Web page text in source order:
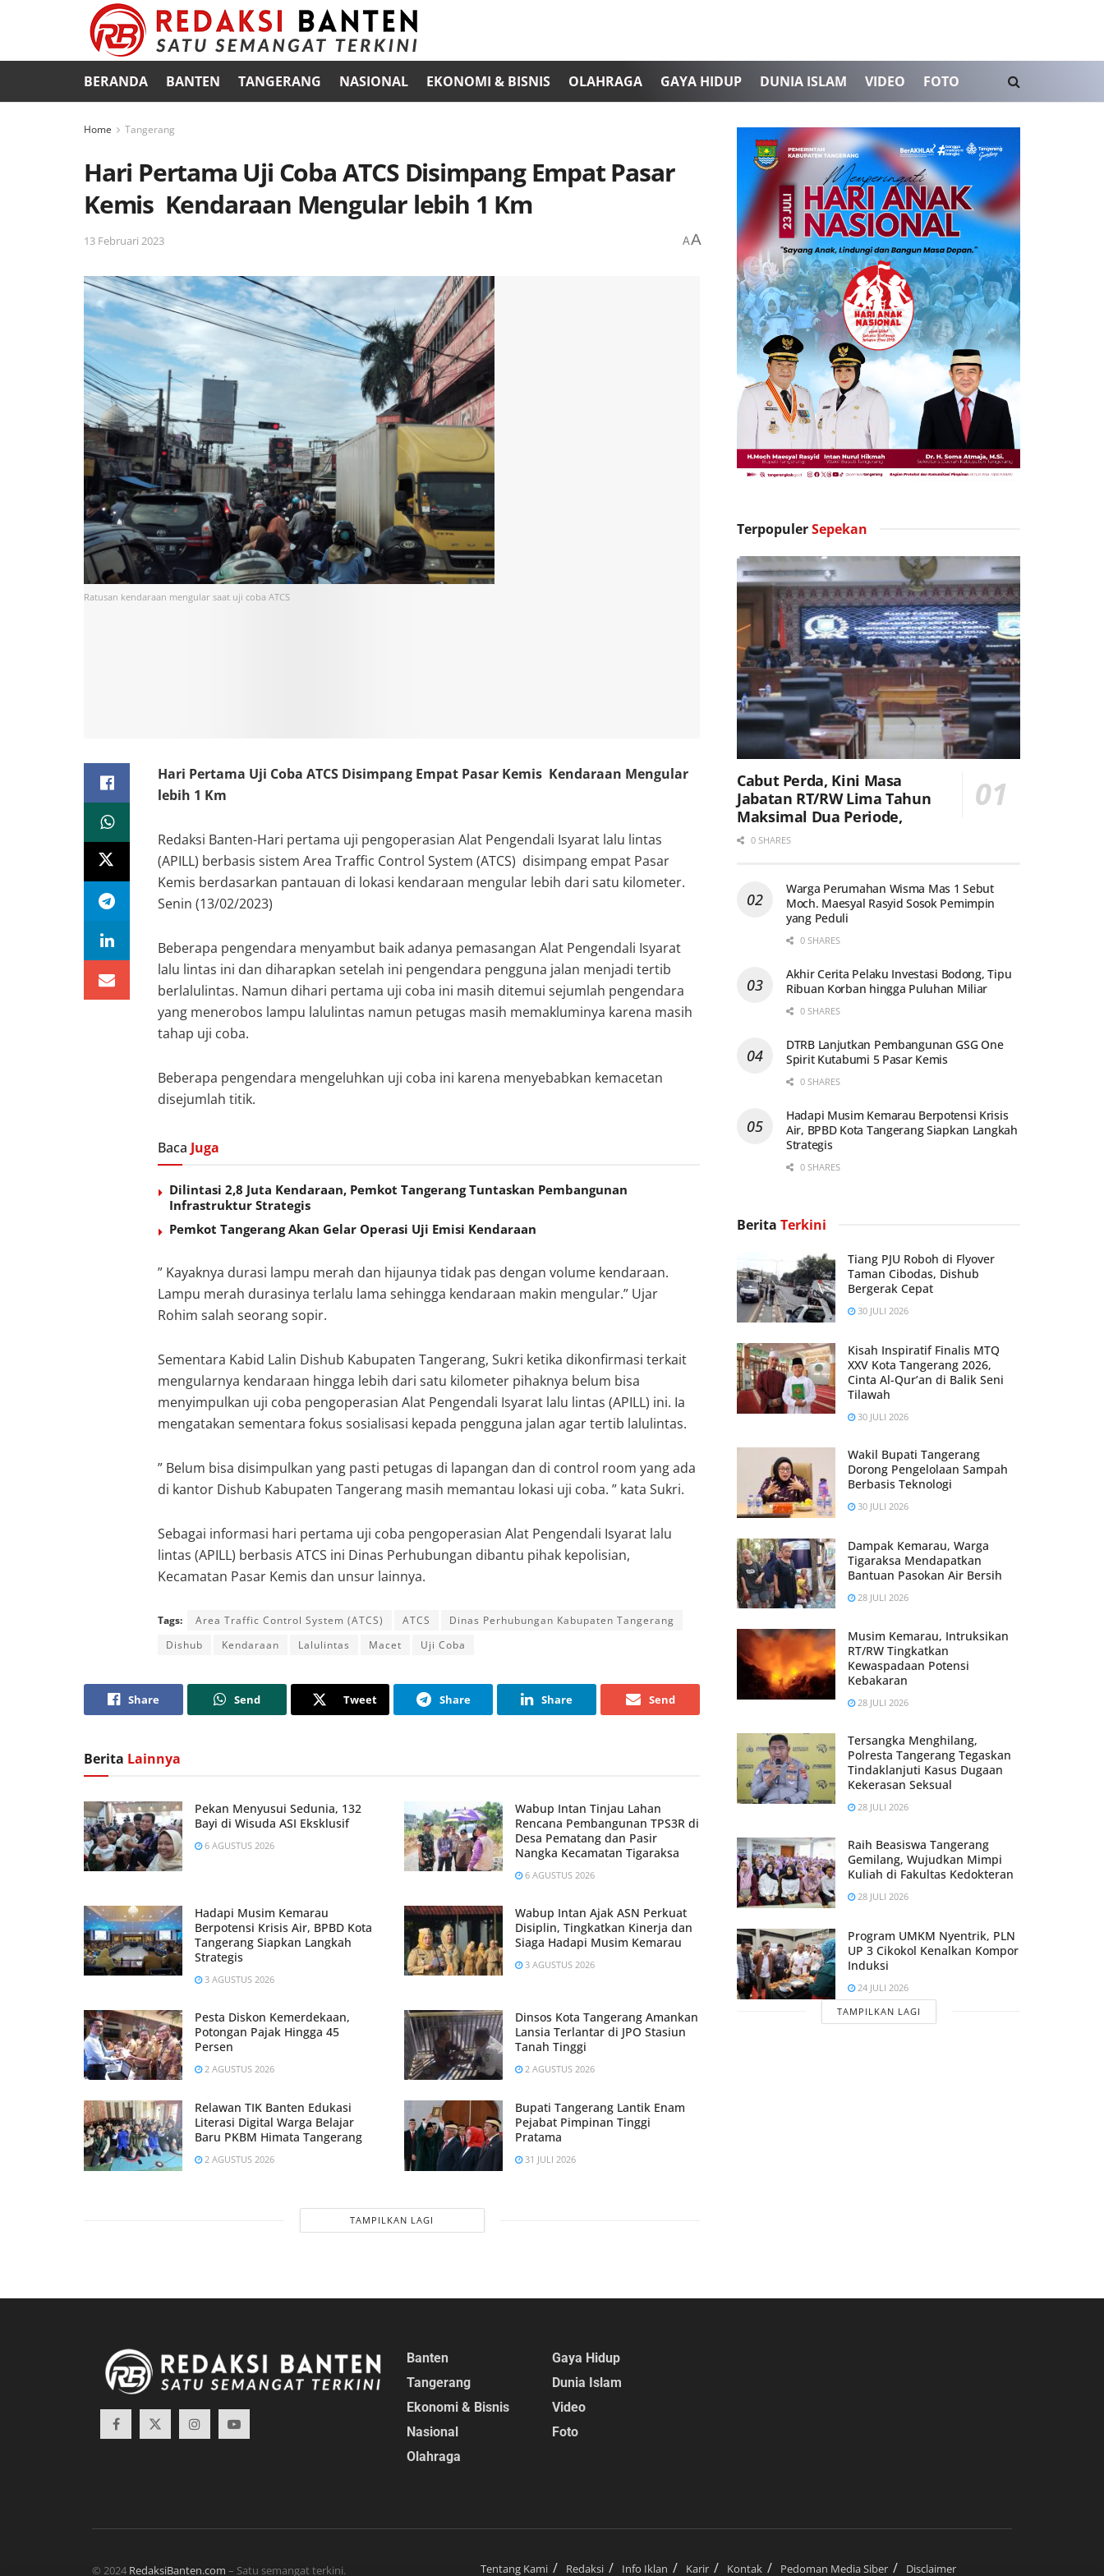
BERANDA BANTEN TANGERANG NASIONAL EKONOMI & BISNIS OLAHRAGA GAYA HIDUP DUNIA ISLAM VIDEO FOTO
Home Tangerang
Hari Pertama Uji Coba ATCS Disimpang Empat Pasar
Kemis Kendaraan Mengular lebih 1 Km
13 Februari 2023 AA
Ratusan kendaraan mengular saat uji coba ATCS
Hari Pertama Uji Coba ATCS Disimpang Empat Pasar Kemis Kendaraan Mengular
lebih 1 Km
Redaksi Banten-Hari pertama uji pengoperasian Alat Pengendali Isyarat lalu lintas
(APILL) berbasis sistem Area Traffic Control System (ATCS) disimpang empat Pasar
Kemis berdasarkan pantauan di lokasi kendaraan mengular lebih dari satu kilometer.
Senin (13/02/2023)
Beberapa pengendara menyambut baik adanya pemasangan Alat Pengendali Isyarat
lalu lintas ini dan diharapkan setelah ini pengendara pengguna jalan menjadi tertib
berlalulintas. Namun dihari pertama uji coba ini masih ditemui sejumlah pengendara
yang menerobos lampu lalulintas namun petugas masih memakluminya karena masih
tahap uji coba.
Beberapa pengendara mengeluhkan uji coba ini karena menyebabkan kemacetan
disejumlah titik.
Baca Juga
Dilintasi 2,8 Juta Kendaraan, Pemkot Tangerang Tuntaskan Pembangunan
Infrastruktur Strategis
Pemkot Tangerang Akan Gelar Operasi Uji Emisi Kendaraan
” Kayaknya durasi lampu merah dan hijaunya tidak pas dengan volume kendaraan.
Lampu merah durasinya terlalu lama sehingga kendaraan makin mengular.” Ujar
Rohim salah seorang sopir.
Sementara Kabid Lalin Dishub Kabupaten Tangerang, Sukri ketika dikonfirmasi terkait
mengularnya kendaraan hingga lebih dari satu kilometer pihaknya belum bisa
menyimpulkan uji coba pengoperasian Alat Pengendali Isyarat lalu lintas (APILL) ini. Ia
mengatakan sementara fokus sosialisasi kepada pengguna jalan agar tertib lalulintas.
” Belum bisa disimpulkan yang pasti petugas di lapangan dan di control room yang ada
di kantor Dishub Kabupaten Tangerang masih memantau lokasi uji coba. ” kata Sukri.
Sebagai informasi hari pertama uji coba pengoperasian Alat Pengendali Isyarat lalu
lintas (APILL) berbasis ATCS ini Dinas Perhubungan dibantu pihak kepolisian,
Kecamatan Pasar Kemis dan unsur lainnya.
Tags: Area Traffic Control System (ATCS) ATCS
Dinas Perhubungan Kabupaten Tangerang
Dishub
Kendaraan Lalulintas Macet Uji Coba
Share Send Tweet Share Share Send
Berita Lainnya
Pekan Menyusui Sedunia, 132
Bayi di Wisuda ASI Eksklusif
6 AGUSTUS 2026
Wabup Intan Tinjau Lahan
Rencana Pembangunan TPS3R di
Desa Pematang dan Pasir
Nangka Kecamatan Tigaraksa
6 AGUSTUS 2026
Hadapi Musim Kemarau
Berpotensi Krisis Air, BPBD Kota
Tangerang Siapkan Langkah
Strategis
3 AGUSTUS 2026
Wabup Intan Ajak ASN Perkuat
Disiplin, Tingkatkan Kinerja dan
Siaga Hadapi Musim Kemarau
3 AGUSTUS 2026
Pesta Diskon Kemerdekaan,
Potongan Pajak Hingga 45
Persen
2 AGUSTUS 2026
Dinsos Kota Tangerang Amankan
Lansia Terlantar di JPO Stasiun
Tanah Tinggi
2 AGUSTUS 2026
Relawan TIK Banten Edukasi
Literasi Digital Warga Belajar
Baru PKBM Himata Tangerang
2 AGUSTUS 2026
Bupati Tangerang Lantik Enam
Pejabat Pimpinan Tinggi
Pratama
31 JULI 2026
TAMPILKAN LAGI
TerpopulerSepekan
Cabut Perda, Kini Masa
Jabatan RT/RW Lima Tahun
Maksimal Dua Periode,
0 SHARES
Warga Perumahan Wisma Mas 1 Sebut
Moch. Maesyal Rasyid Sosok Pemimpin
yang Peduli
0 SHARES
Akhir Cerita Pelaku Investasi Bodong, Tipu
Ribuan Korban hingga Puluhan Miliar
0 SHARES
DTRB Lanjutkan Pembangunan GSG One
Spirit Kutabumi 5 Pasar Kemis
0 SHARES
Hadapi Musim Kemarau Berpotensi Krisis
Air, BPBD Kota Tangerang Siapkan Langkah
Strategis
0 SHARES
Berita Terkini
Tiang PJU Roboh di Flyover
Taman Cibodas, Dishub
Bergerak Cepat
30 JULI 2026
Kisah Inspiratif Finalis MTQ
XXV Kota Tangerang 2026,
Cinta Al-Qur’an di Balik Seni
Tilawah
30 JULI 2026
Wakil Bupati Tangerang
Dorong Pengelolaan Sampah
Berbasis Teknologi
30 JULI 2026
Dampak Kemarau, Warga
Tigaraksa Mendapatkan
Bantuan Pasokan Air Bersih
28 JULI 2026
Musim Kemarau, Intruksikan
RT/RW Tingkatkan
Kewaspadaan Potensi
Kebakaran
28 JULI 2026
Tersangka Menghilang,
Polresta Tangerang Tegaskan
Tindaklanjuti Kasus Dugaan
Kekerasan Seksual
28 JULI 2026
Raih Beasiswa Tangerang
Gemilang, Wujudkan Mimpi
Kuliah di Fakultas Kedokteran
28 JULI 2026
Program UMKM Nyentrik, PLN
UP 3 Cikokol Kenalkan Kompor
Induksi
24 JULI 2026
TAMPILKAN LAGI
Banten
Tangerang
Ekonomi & Bisnis
Nasional
Olahraga
Gaya Hidup
Dunia Islam
Video
Foto
© 2024 RedaksiBanten.com – Satu semangat terkini. Tentang Kami Redaksi Info Iklan Karir Kontak Pedoman Media Siber Disclaimer